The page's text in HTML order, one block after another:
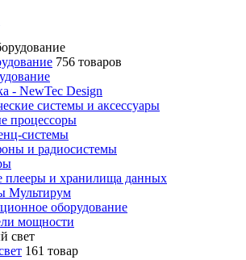
756 товаров
- NewTec Design
системы и аксессуары
процессоры
системы
и радиосистемы
плееры и хранилища данных
Мультирум
оборудование
мощности
161 товар